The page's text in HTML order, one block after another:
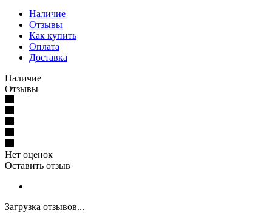
Наличие
Отзывы
Как купить
Оплата
Доставка
Наличие
Отзывы
Нет оценок
Оставить отзыв
Загрузка отзывов...